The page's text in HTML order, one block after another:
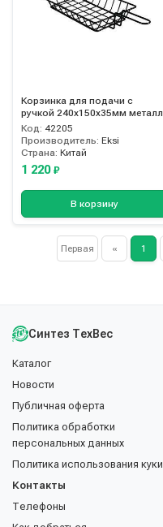
Корзинка для подачи с
ручкой 240х150х35мм металл
Код: 42205
Производитель: Eksi
Страна: Китай
1 220 ₽
В корзину
Первая « 1
Синтез ТехВес
Каталог
Новости
Публичная оферта
Политика обработки
персональных данных
Политика использования куки
Контакты
Телефоны